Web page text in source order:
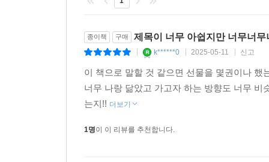
글과 엮인 삶을 살고서부터 단 한 순간도 묵묵하
그럼에도 작가가 이번 『섹시한 슬라임이 되고
이해해 줄 것 같은’ 연정 작가에게 독자들은 조심
“근 3년간 고백을 주기적으로 받았다. 편지로,
독자님들께 받은 고백이었다. 나는 책에 정신과
몰라도, 꼭 전해야 했던 마음. 목적을 알 수 없는
종이책 구매 제목이 너무 아쉽지만 너무너무
k******0 2025-05-11 신고
이 책으로 말할 것 같으면 선물을 몇권이나
너무 나랑 닮았고 가고자 하는 방향도 너무
는지!! 더보기
1명이 이 리뷰를 추천합니다.